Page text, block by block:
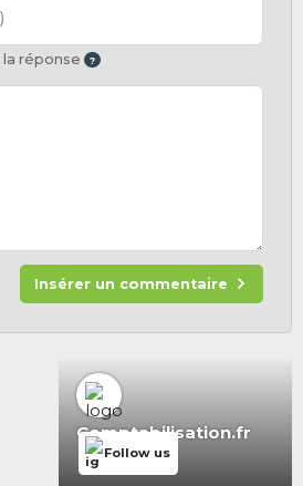
la réponse
Insérer un commentaire
Comptabilisation.fr
Follow us